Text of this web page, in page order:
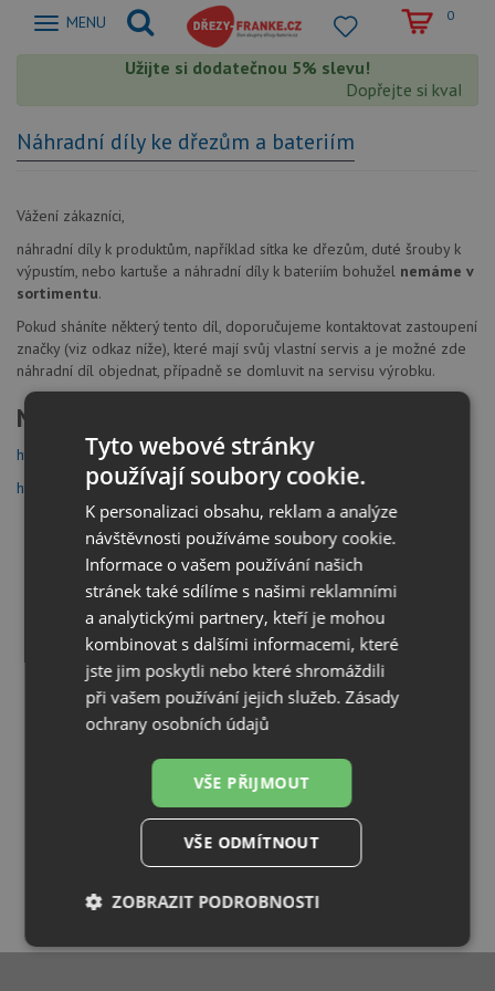
Zobrazit
MENU 0
Užijte si dodatečnou 5% slevu!
Dopřejte si kvalitu
Náhradní díly ke dřezům a bateriím
Vážení zákazníci,
náhradní díly k produktům, například sítka ke dřezům, duté šrouby k
výpustím, nebo kartuše a náhradní díly k bateriím bohužel nemáme v
sortimentu.
Pokud sháníte některý tento díl, doporučujeme kontaktovat zastoupení
značky (viz odkaz níže), které mají svůj vlastní servis a je možné zde
náhradní díl objednat, případně se domluvit na servisu výrobku.
Náhradní díly FRANKE
https://www.franke.com/cz/cs/ks/podpora/sluzby-zakaznikum.html
http://www.franke-servis.cz/
Tyto webové stránky
používají soubory cookie.
K personalizaci obsahu, reklam a analýze
návštěvnosti používáme soubory cookie.
Informace o vašem používání našich
stránek také sdílíme s našimi reklamními
a analytickými partnery, kteří je mohou
kombinovat s dalšími informacemi, které
jste jim poskytli nebo které shromáždili
při vašem používání jejich služeb.Zásady
ochrany osobních údajů
VŠE PŘIJMOUT
VŠE ODMÍTNOUT
ZOBRAZIT PODROBNOSTI
Nezbytně
Výkonové
Soubory